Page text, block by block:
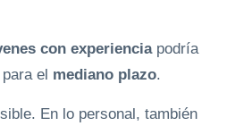
con experienciapodría
el mediano plazo.
En lo personal, también